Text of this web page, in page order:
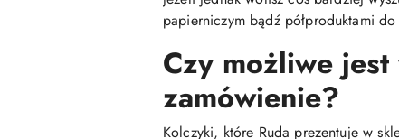
papierniczym bądź półproduktami
Czy możliwe
zamówienie?
Kolczyki, które Ruda prezentuje w